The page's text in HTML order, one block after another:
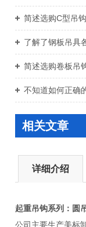
简述选购C型吊
了解了钢板吊具
简述选购卷板吊
不知道如何正确
相关文章
详细介绍
起重吊钩系列： 圆
公司主要生产美标